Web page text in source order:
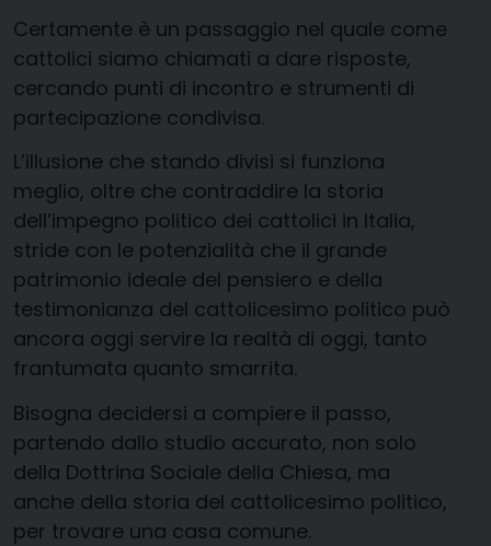
Certamente è un passaggio nel quale come
cattolici siamo chiamati a dare risposte,
cercando punti di incontro e strumenti di
partecipazione condivisa.
L’illusione che stando divisi si funziona
meglio, oltre che contraddire la storia
dell’impegno politico dei cattolici in Italia,
stride con le potenzialità che il grande
patrimonio ideale del pensiero e della
testimonianza del cattolicesimo politico può
ancora oggi servire la realtà di oggi, tanto
frantumata quanto smarrita.
Bisogna decidersi a compiere il passo,
partendo dallo studio accurato, non solo
della Dottrina Sociale della Chiesa, ma
anche della storia del cattolicesimo politico,
per trovare una casa comune.